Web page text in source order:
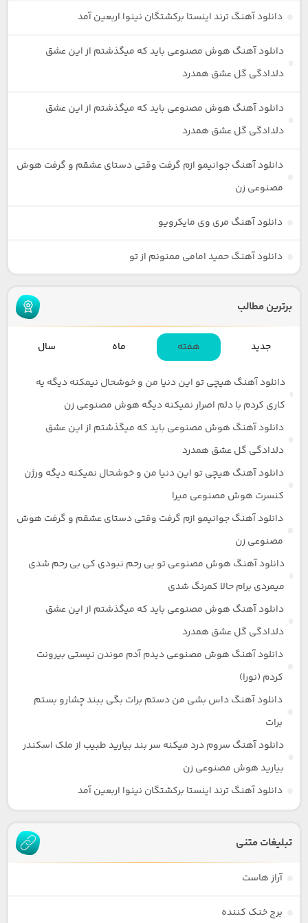
دانلود آهنگ ترند اینستا برکشتگان نینوا اربعین آمد
دانلود آهنگ هوش مصنوعی باید که میگذشتم از این عشق
دلدادگی گل عشق همدرد
دانلود آهنگ هوش مصنوعی باید که میگذشتم از این عشق
دلدادگی گل عشق همدرد
دانلود آهنگ جوانیمو ازم گرفت وقتی دستای عشقم و گرفت هوش
مصنوعی زن
دانلود آهنگ مری وی مایکرویو
دانلود آهنگ حمید امامی ممنونم از تو
برترین مطالب
جدید هفته ماه سال
دانلود آهنگ هیچی تو این دنیا من و خوشحال نیمکنه دیگه یه
کاری کردم با دلم اصرار نمیکنه دیگه هوش مصنوعی زن
دانلود آهنگ هوش مصنوعی باید که میگذشتم از این عشق
دلدادگی گل عشق همدرد
دانلود آهنگ هیچی تو این دنیا من و خوشحال نمیکنه دیگه ورژن
کنسرت هوش مصنوعی میرا
دانلود آهنگ جوانیمو ازم گرفت وقتی دستای عشقم و گرفت هوش
مصنوعی زن
دانلود آهنگ هوش مصنوعی تو بی رحم نبودی کی بی رحم شدی
میمردی برام حالا کمرنگ شدی
دانلود آهنگ هوش مصنوعی باید که میگذشتم از این عشق
دلدادگی گل عشق همدرد
دانلود آهنگ هوش مصنوعی دیدم آدم موندن نیستی بیرونت
کردم (نورا)
دانلود آهنگ داس بشی من دستم برات بگی ببند چشارو بستم
برات
دانلود آهنگ سروم درد میکنه سر بند بیارید طبیب از ملک اسکندر
بیارید هوش مصنوعی زن
دانلود آهنگ ترند اینستا برکشتگان نینوا اربعین آمد
تبلیغات متنی
آراز هاست
برج خنک کننده